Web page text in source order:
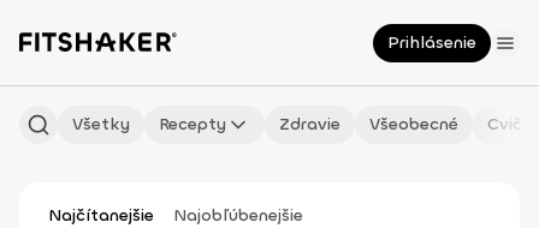
Prihlásenie
Všetky Recepty Zdravie Všeobecné
Najčítanejšie Najobľúbenejšie